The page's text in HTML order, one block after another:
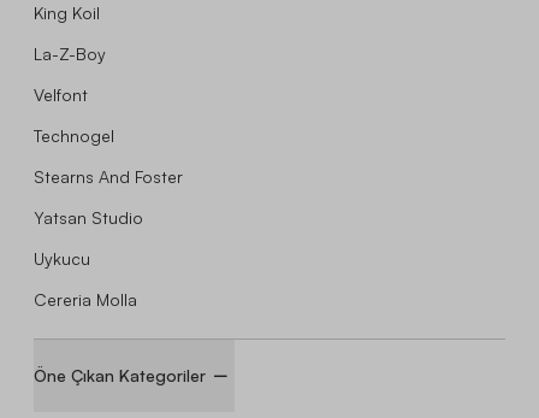
King Koil
La-Z-Boy
Velfont
Technogel
Stearns And Foster
Yatsan Studio
Uykucu
Cereria Molla
Öne Çıkan Kategoriler